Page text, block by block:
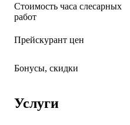
Стоимость часа слесарных
работ
Прейскурант цен
Бонусы, скидки
Услуги